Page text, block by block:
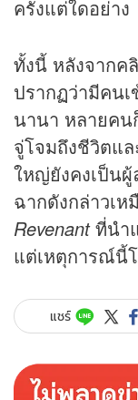
ครั้งแต่ใดอย่าง
ทั้งนี้ หลังจากค
ปรากฏว่ามีคน
นานา หลายคน
จู่โจมถึงชีวิตแ
ใหญ่ยังคงเป็น
ฉากดังกล่าวเห
Revenantที่นำ
แต่เหตุการณ์นี้
แชร์